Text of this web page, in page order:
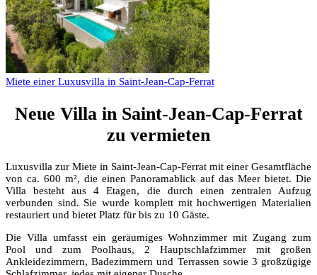
Miete einer Luxusvilla in Saint-Jean-Cap-Ferrat
Neue Villa in Saint-Jean-Cap-Ferrat
zu vermieten
Luxusvilla zur Miete in Saint-Jean-Cap-Ferrat mit einer Gesamtfläche
von ca. 600 m², die einen Panoramablick auf das Meer bietet. Die
Villa besteht aus 4 Etagen, die durch einen zentralen Aufzug
verbunden sind. Sie wurde komplett mit hochwertigen Materialien
restauriert und bietet Platz für bis zu 10 Gäste.
Die Villa umfasst ein geräumiges Wohnzimmer mit Zugang zum
Pool und zum Poolhaus, 2 Hauptschlafzimmer mit großen
Ankleidezimmern, Badezimmern und Terrassen sowie 3 großzügige